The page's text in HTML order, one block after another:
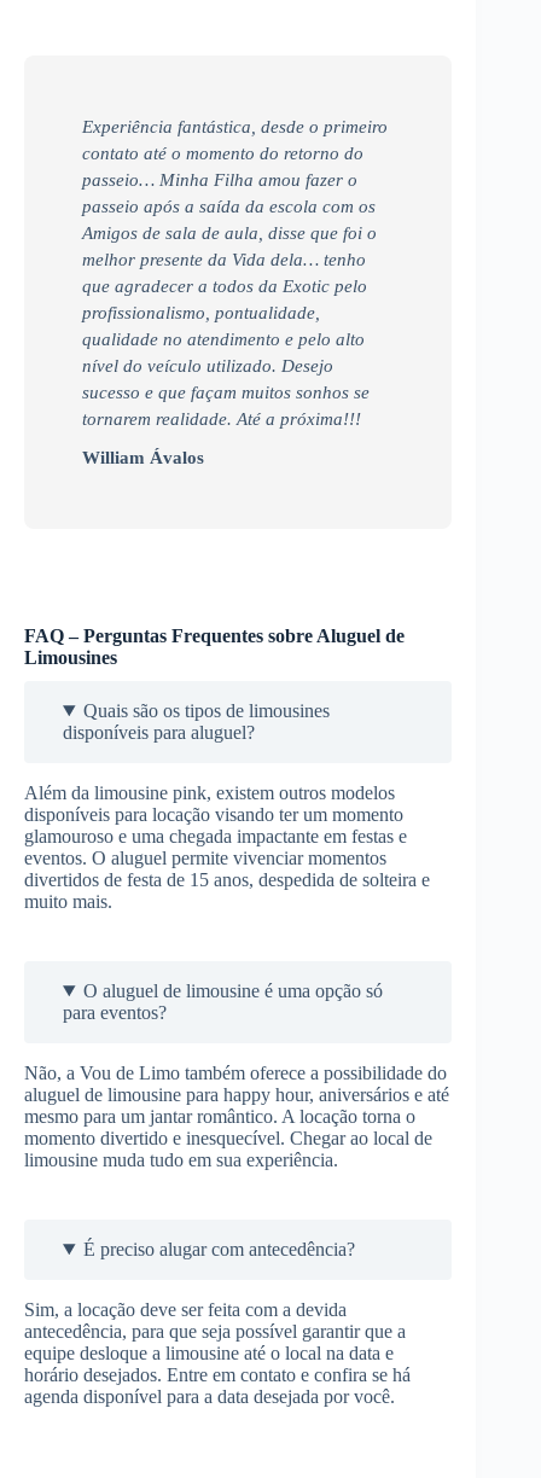
Experiência fantástica, desde o primeiro
contato até o momento do retorno do
passeio… Minha Filha amou fazer o
passeio após a saída da escola com os
Amigos de sala de aula, disse que foi o
melhor presente da Vida dela… tenho
que agradecer a todos da Exotic pelo
profissionalismo, pontualidade,
qualidade no atendimento e pelo alto
nível do veículo utilizado. Desejo
sucesso e que façam muitos sonhos se
tornarem realidade. Até a próxima!!!
William Ávalos
FAQ – Perguntas Frequentes sobre Aluguel de
Limousines
Quais são os tipos de limousines
disponíveis para aluguel?
Além da limousine pink, existem outros modelos
disponíveis para locação visando ter um momento
glamouroso e uma chegada impactante em festas e
eventos. O aluguel permite vivenciar momentos
divertidos de festa de 15 anos, despedida de solteira e
muito mais.
O aluguel de limousine é uma opção só
para eventos?
Não, a Vou de Limo também oferece a possibilidade do
aluguel de limousine para happy hour, aniversários e até
mesmo para um jantar romântico. A locação torna o
momento divertido e inesquecível. Chegar ao local de
limousine muda tudo em sua experiência.
É preciso alugar com antecedência?
Sim, a locação deve ser feita com a devida
antecedência, para que seja possível garantir que a
equipe desloque a limousine até o local na data e
horário desejados. Entre em contato e confira se há
agenda disponível para a data desejada por você.